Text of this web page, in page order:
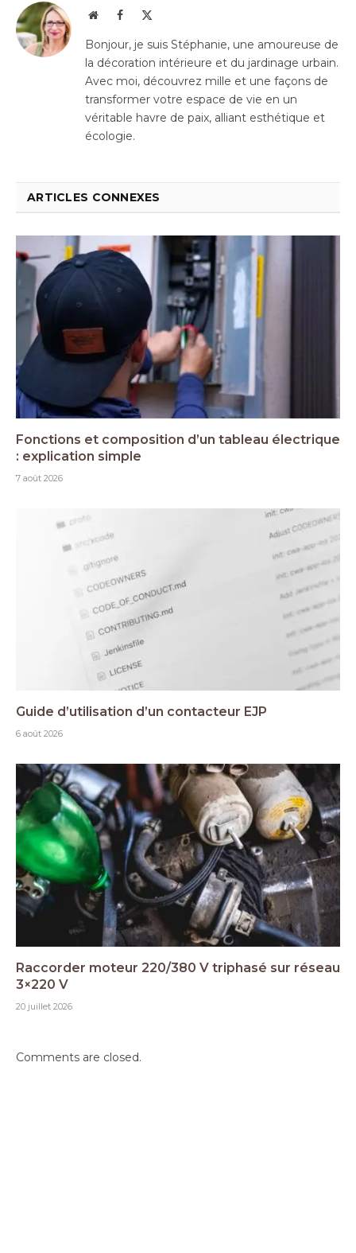
WebsiteFacebook
Bonjour, je suis Stéphanie, une amoureuse de
la décoration intérieure et du jardinage urbain.
Avec moi, découvrez mille et une façons de
transformer votre espace de vie en un
véritable havre de paix, alliant esthétique et
écologie.
ARTICLES CONNEXES
Fonctions et composition d’un tableau électrique
: explication simple
7 août 2026
Guide d’utilisation d’un contacteur EJP
6 août 2026
Raccorder moteur 220/380 V triphasé sur réseau
3×220 V
20 juillet 2026
Comments are closed.